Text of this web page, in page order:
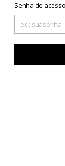
Senha de acesso